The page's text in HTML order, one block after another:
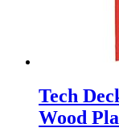
Tech
Wood